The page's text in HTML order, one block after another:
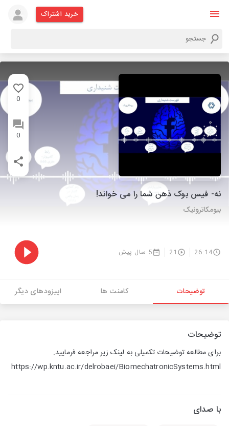
خرید اشتراک
0
0
نه- فیس بوک ذهن شما را می خواند!
بیومکاترونیک
26:14
21 5 سال پیش
توضیحات کامنت ها اپیزودهای دیگر
توضیحات
برای مطالعه توضیحات تکمیلی به لینک زیر مراجعه فرمایید.
https://wp.kntu.ac.ir/delrobaei/BiomechatronicSystems.html
با صدای